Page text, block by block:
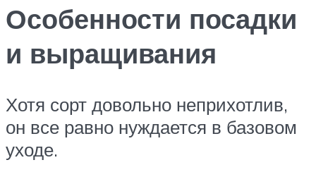
Особенности посадки
и выращивания
Хотя сорт довольно неприхотлив,
он все равно нуждается в базовом
уходе.